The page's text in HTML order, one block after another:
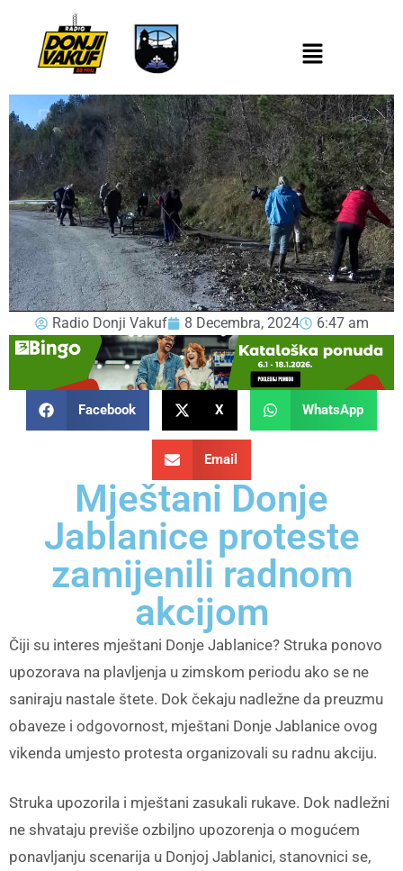
Radio Donji Vakuf 8 Decembra, 2024 6:47 am
Facebook X WhatsApp
Email
Mještani Donje
Jablanice proteste
zamijenili radnom
akcijom
Čiji su interes mještani Donje Jablanice? Struka ponovo
upozorava na plavljenja u zimskom periodu ako se ne
saniraju nastale štete. Dok čekaju nadležne da preuzmu
obaveze i odgovornost, mještani Donje Jablanice ovog
vikenda umjesto protesta organizovali su radnu akciju.
Struka upozorila i mještani zasukali rukave. Dok nadležni
ne shvataju previše ozbiljno upozorenja o mogućem
ponavljanju scenarija u Donjoj Jablanici, stanovnici se,